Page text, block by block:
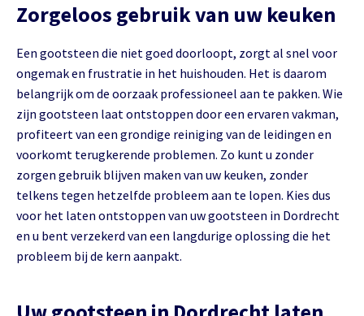
Zorgeloos gebruik van uw keuken
Een gootsteen die niet goed doorloopt, zorgt al snel voor
ongemak en frustratie in het huishouden. Het is daarom
belangrijk om de oorzaak professioneel aan te pakken. Wie
zijn gootsteen laat ontstoppen door een ervaren vakman,
profiteert van een grondige reiniging van de leidingen en
voorkomt terugkerende problemen. Zo kunt u zonder
zorgen gebruik blijven maken van uw keuken, zonder
telkens tegen hetzelfde probleem aan te lopen. Kies dus
voor het laten ontstoppen van uw gootsteen in Dordrecht
en u bent verzekerd van een langdurige oplossing die het
probleem bij de kern aanpakt.